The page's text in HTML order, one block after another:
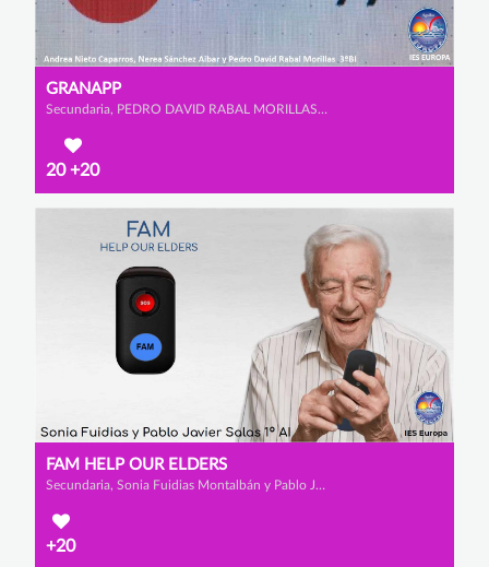
GRANAPP
Secundaria, PEDRO DAVID RABAL MORILLAS, ANDREA NIETO CAPARROS y NEREA SÁNCHEZ AIBAR
20+20
FAM HELP OUR ELDERS
Secundaria, Sonia Fuidias Montalbán y Pablo Javier Salas Orozco
+20